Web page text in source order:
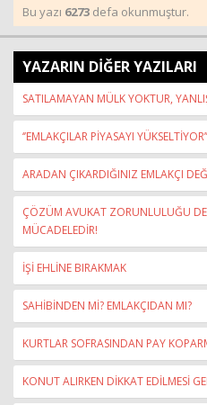
Bu yazı 6273 defa okunmuştur.
YAZARIN DİĞER YAZILARI
SATILAMAYAN MÜLK YOKTUR,
‘’EMLAKÇILAR PİYASAYI
ARADAN ÇIKARDIĞINIZ EMLAKÇI
ÇÖZÜM AVUKAT ZORUNLULUĞU
MÜCADELEDİR!
İŞİ EHLİNE BIRAKMAK
SAHİBİNDEN Mİ? EMLAKÇIDAN MI?
KURTLAR SOFRASINDAN PAY
KONUT ALIRKEN DİKKAT EDİLMESİ